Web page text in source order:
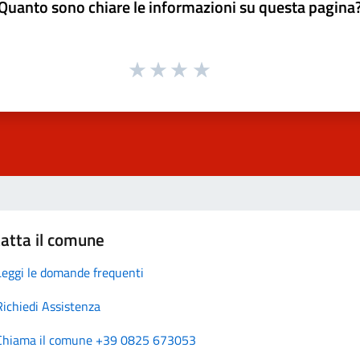
sono chiare le informazioni su questa
il comune
le domande frequenti
Assistenza
il comune +39 0825 673053